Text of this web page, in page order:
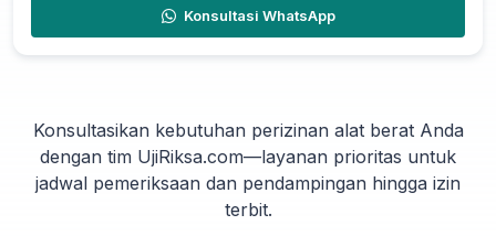
Konsultasi WhatsApp
Konsultasikan kebutuhan perizinan alat berat Anda
dengan tim UjiRiksa.com—layanan prioritas untuk
jadwal pemeriksaan dan pendampingan hingga izin
terbit.